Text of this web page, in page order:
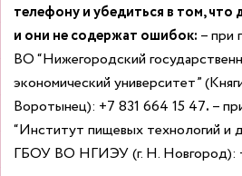
телефону и убедиться в том,
и они не содержат ошибок: – при
ВО “Нижегородский
экономический университет”
Воротынец): +7 831 664 15 47. –
“Институт пищевых технологий и
ГБОУ ВО НГИЭУ (г. Н. Новгород):